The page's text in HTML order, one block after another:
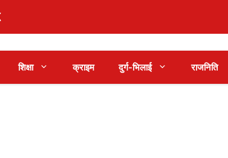
शिक्षा क्राइम दुर्ग-भिलाई राजनिति